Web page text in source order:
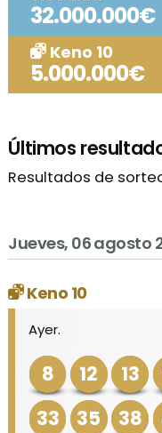
32.000.000€
Keno 10
5.000.000€
Últimos
Resultados de
Jueves, 06 agosto
Keno 10
Ayer.
8 12 13
33
35 38